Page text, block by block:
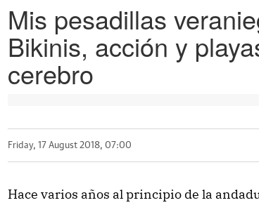
Mis pesadillas
Bikinis, acción y
cerebro
Friday, 17 August 2018, 07:00
Hace varios años al principio de la